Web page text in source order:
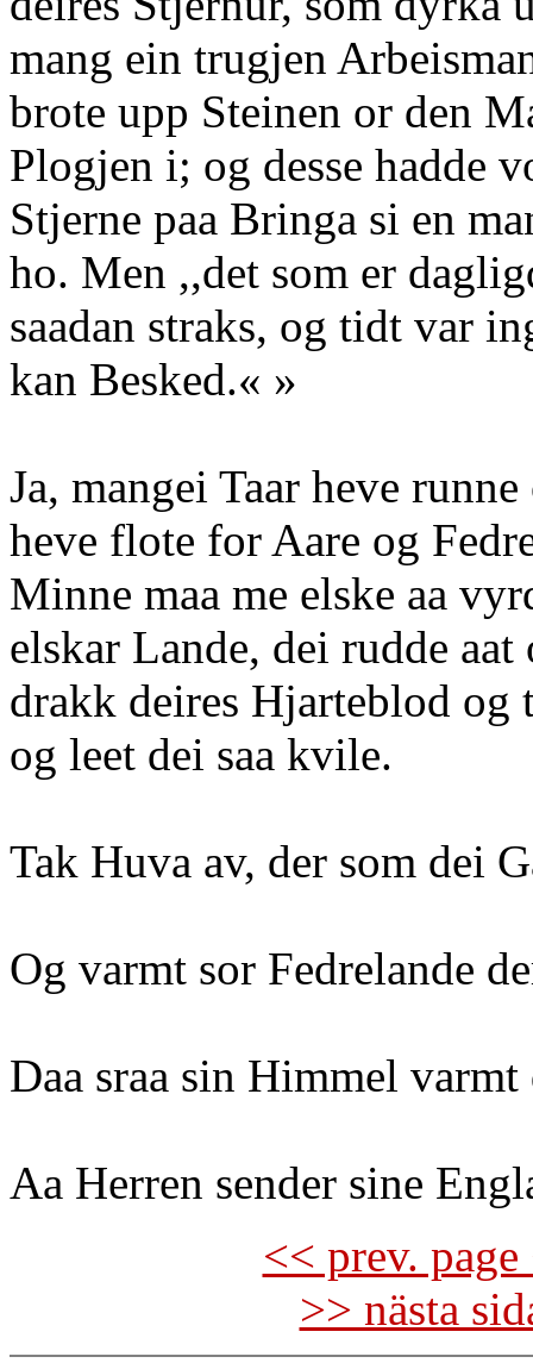
mang ein trugjen
brote upp Steinen or den
Plogjen i; og desse hadde
Stjerne paa Bringa si en
ho. Men ,,det som er
saadan straks, og tidt var
kan Besked.« »
Ja, mangei Taar heve
heve flote for Aare og
Minne maa me elske aa
elskar Lande, dei rudde aat
drakk deires Hjarteblod
og leet dei saa kvile.
Tak Huva av, der som dei
Og varmt sor Fedrelande
Daa sraa sin Himmel
Aa Herren sender sine
<< prev.
>> nästa